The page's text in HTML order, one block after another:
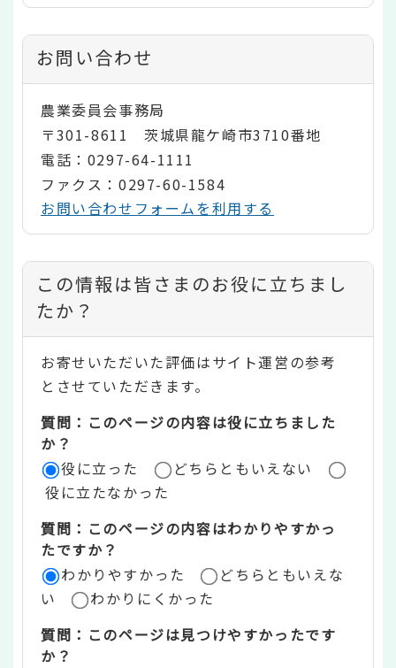
お問い合わせ
農業委員会事務局
〒301-8611 茨城県龍ケ崎市3710番地
電話：0297-64-1111
ファクス：0297-60-1584
お問い合わせフォームを利用する
コ
ン
テ
ン
ツ
評
価
リ
ア
この情報は皆さまのお役に立ちまし
たか？
お寄せいただいた評価はサイト運営の参考
とさせていただきます。
質問：このページの内容は役に立ちました
か？
役に立った
どちらともいえない
役に立たなかった
質問：このページの内容はわかりやすかっ
たですか？
わかりやすかった
どちらともいえな
い
わかりにくかった
質問：このページは見つけやすかったです
か？